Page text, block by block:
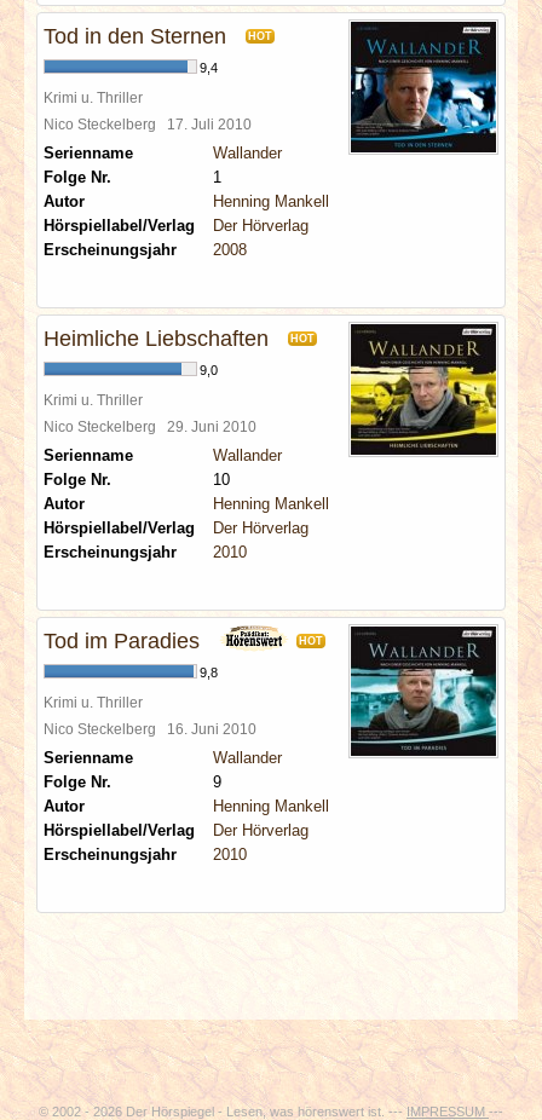
Tod in den Sternen HOT
9,4
Krimi u. Thriller
Nico Steckelberg 17. Juli 2010
Serienname
Wallander
Folge Nr.
1
Autor
Henning Mankell
Hörspiellabel/Verlag
Der Hörverlag
Erscheinungsjahr
2008
Heimliche Liebschaften HOT
9,0
Krimi u. Thriller
Nico Steckelberg 29. Juni 2010
Serienname
Wallander
Folge Nr.
10
Autor
Henning Mankell
Hörspiellabel/Verlag
Der Hörverlag
Erscheinungsjahr
2010
Tod im Paradies HOT
9,8
Krimi u. Thriller
Nico Steckelberg 16. Juni 2010
Serienname
Wallander
Folge Nr.
9
Autor
Henning Mankell
Hörspiellabel/Verlag
Der Hörverlag
Erscheinungsjahr
2010
© 2002 - 2026 Der Hörspiegel - Lesen, was hörenswert ist. ---IMPRESSUM ---